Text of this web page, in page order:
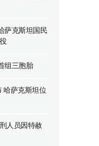
克斯坦国民
组三胞胎
哈萨克斯坦位
人员因特赦